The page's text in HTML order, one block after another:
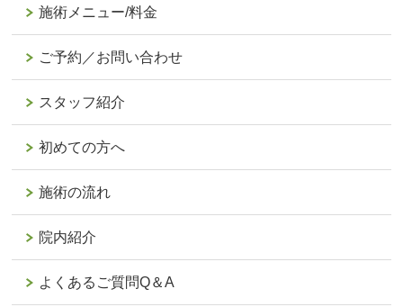
施術メニュー/料金
ご予約／お問い合わせ
スタッフ紹介
初めての方へ
施術の流れ
院内紹介
よくあるご質問Q＆A